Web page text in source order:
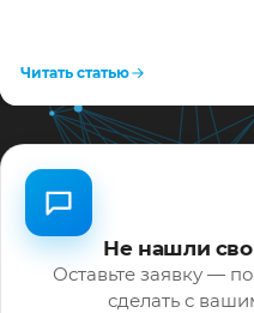
Читать статью
Не нашли
Оставьте заявку —
сделать с